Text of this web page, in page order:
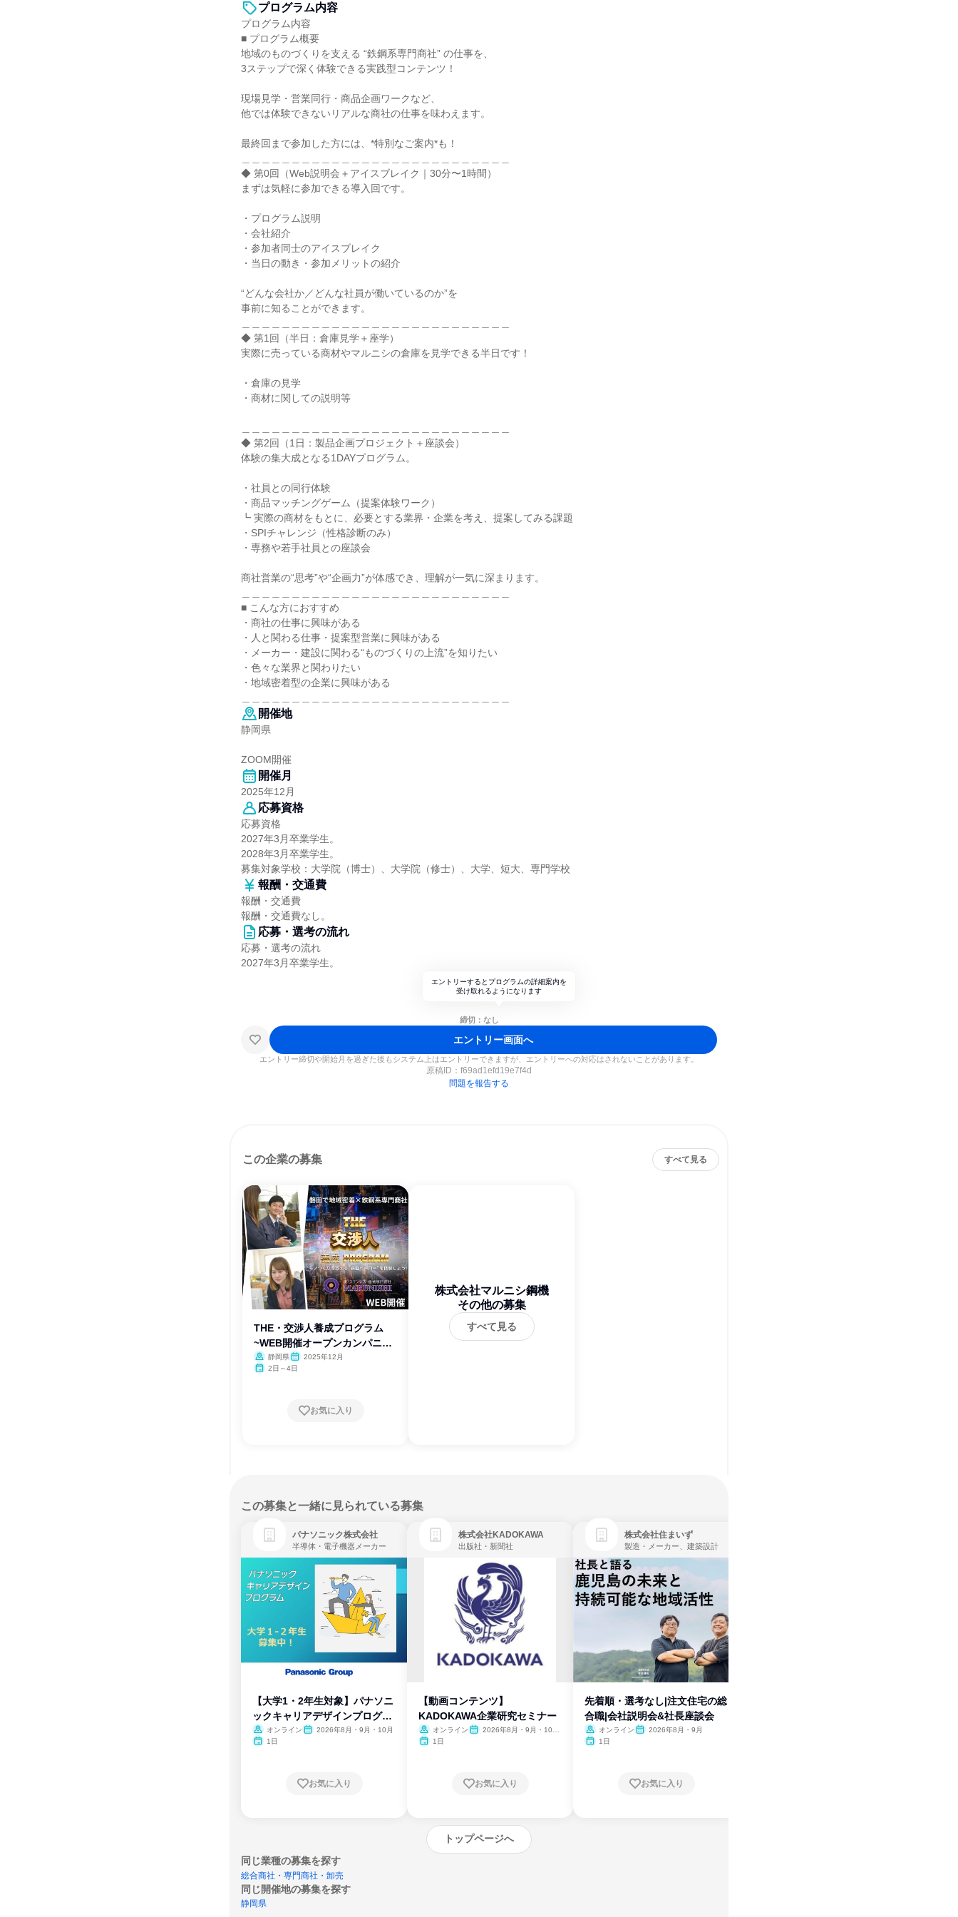
プログラム内容
プログラム内容
■ プログラム概要
地域のものづくりを支える “鉄鋼系専門商社” の仕事を、
3ステップで深く体験できる実践型コンテンツ！
現場見学・営業同行・商品企画ワークなど、
他では体験できないリアルな商社の仕事を味わえます。
最終回まで参加した方には、*特別なご案内*も！
◆ 第0回（Web説明会＋アイスブレイク｜30分〜1時間）
まずは気軽に参加できる導入回です。
・プログラム説明
・会社紹介
・参加者同士のアイスブレイク
・当日の動き・参加メリットの紹介
“どんな会社か／どんな社員が働いているのか”を
事前に知ることができます。
◆ 第1回（半日：倉庫見学＋座学）
実際に売っている商材やマルニシの倉庫を見学できる半日です！
・倉庫の見学
・商材に関しての説明等
◆ 第2回（1日：製品企画プロジェクト＋座談会）
体験の集大成となる1DAYプログラム。
・社員との同⾏体験
・商品マッチングゲーム（提案体験ワーク）
┗ 実際の商材をもとに、必要とする業界・企業を考え、提案してみる課題
・SPIチャレンジ（性格診断のみ）
・専務や若手社員との座談会
商社営業の“思考”や“企画力”が体感でき、理解が一気に深まります。
■ こんな方におすすめ
・商社の仕事に興味がある
・人と関わる仕事・提案型営業に興味がある
・メーカー・建設に関わる“ものづくりの上流”を知りたい
・色々な業界と関わりたい
・地域密着型の企業に興味がある
開催地
静岡県
ZOOM開催
開催月
2025年12月
応募資格
応募資格
2027年3月卒業学生。
2028年3月卒業学生。
募集対象学校：大学院（博士）、大学院（修士）、大学、短大、専門学校
報酬・交通費
報酬・交通費
報酬・交通費なし。
応募・選考の流れ
応募・選考の流れ
2027年3月卒業学生。
エントリーするとプログラムの詳細案内を
受け取れるようになります
締切：なし
エントリー画面へ
エントリー締切や開始月を過ぎた後もシステム上はエントリーできますが、エントリーへの対応はされないことがあります。
原稿ID： f69ad1efd19e7f4d
問題を報告する
この企業の募集 すべて見る
THE・交渉人養成プログラム
~WEB開催オープンカンパニー
~
静岡県
2025年12月
2日～4日
お気に入り
株式会社マルニシ鋼機
その他の募集
すべて見る
この募集と一緒に見られている募集
パナソニック株式会社
半導体・電子機器メーカー
【大学1・2年生対象】パナソニ
ックキャリアデザインプログラ
ム
オンライン
2026年8月・9月・10月
1日
お気に入り
株式会社KADOKAWA
出版社・新聞社
【動画コンテンツ】
KADOKAWA企業研究セミナー
オンライン
2026年8月・9月・10
1日
お気に入り
株式会社住まいず
製造・メーカー、建築設計
先着順・選考なし|注文住宅の総
合職|会社説明会&社長座談会
オンライン
2026年8月・9月
1日
お気に入り
トップページへ
同じ業種の募集を探す
総合商社・専門商社・卸売
同じ開催地の募集を探す
静岡県